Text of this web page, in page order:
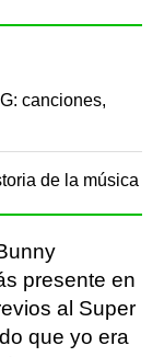
canciones,
de la música
presente en
al Super
que yo era